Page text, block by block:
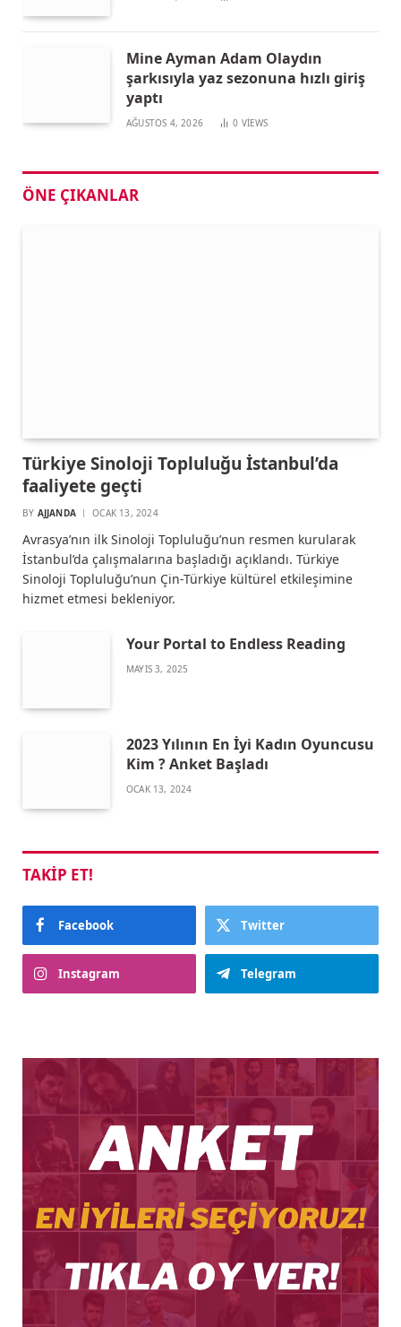
Mine Ayman Adam Olaydın
şarkısıyla yaz sezonuna hızlı giriş
yaptı
AĞUSTOS 4, 2026 0 VIEWS
ÖNE ÇIKANLAR
Türkiye Sinoloji Topluluğu İstanbul’da
faaliyete geçti
BY AJJANDA OCAK 13, 2024
Avrasya’nın ilk Sinoloji Topluluğu’nun resmen kurularak
İstanbul’da çalışmalarına başladığı açıklandı. Türkiye
Sinoloji Topluluğu’nun Çin-Türkiye kültürel etkileşimine
hizmet etmesi bekleniyor.
Your Portal to Endless Reading
MAYIS 3, 2025
2023 Yılının En İyi Kadın Oyuncusu
Kim ? Anket Başladı
OCAK 13, 2024
TAKIP ET!
Facebook Twitter
Instagram Telegram